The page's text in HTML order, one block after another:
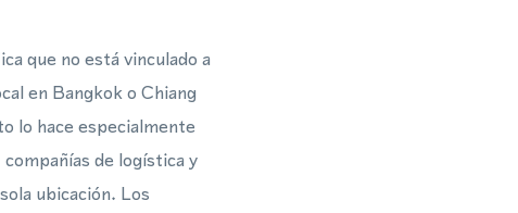
que no está vinculado a
en Bangkok o Chiang
lo hace especialmente
de logística y
ubicación. Los